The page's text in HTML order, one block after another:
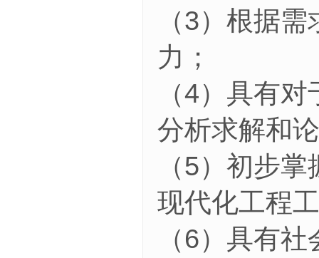
（3）根据
力；
（4）具有
分析求解和
（5）初步
现代化工程
（6）具有